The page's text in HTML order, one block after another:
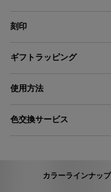
刻印
ギフトラッピング
使用方法
色交換サービス
カラーラインナップ